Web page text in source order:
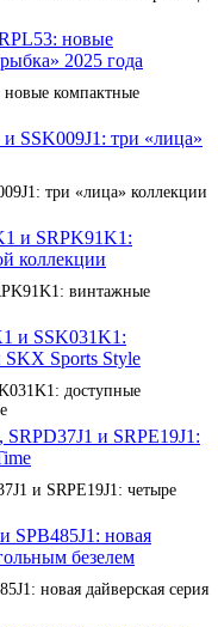
новые компактные
три «лица» коллекции
винтажные
доступные
и SRPE19J1: четыре
новая дайверская серия